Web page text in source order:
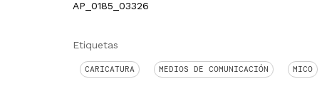
AP_0185_03326
Etiquetas
CARICATURA MEDIOS DE COMUNICACIÓN MICO